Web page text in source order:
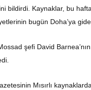
bildirdi. Kaynaklar, bu
bugün Doha’ya
şefi David
Mısırlı